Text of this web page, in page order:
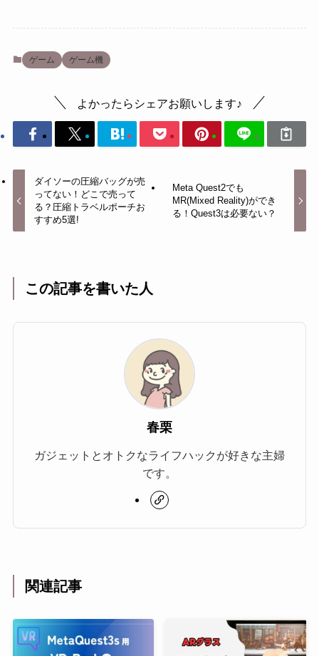
ゲーム ゲーム機
よかったらシェアお願いします♪
ダイソーの圧縮バッグが売
ってない！どこで売って
る？圧縮トラベルポーチお
すすめ5選!
Meta Quest2でも
MR(Mixed Reality)ができ
る！Quest3は必要ない？
この記事を書いた人
春栗
ガジェットとオトクなライフハックが好きな主婦
です。
関連記事